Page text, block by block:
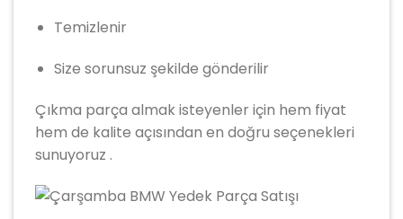
Temizlenir
Size sorunsuz şekilde gönderilir
Çıkma parça almak isteyenler için hem fiyat
hem de kalite açısından en doğru seçenekleri
sunuyoruz .